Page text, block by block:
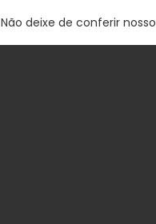
Não deixe de conferir nosso